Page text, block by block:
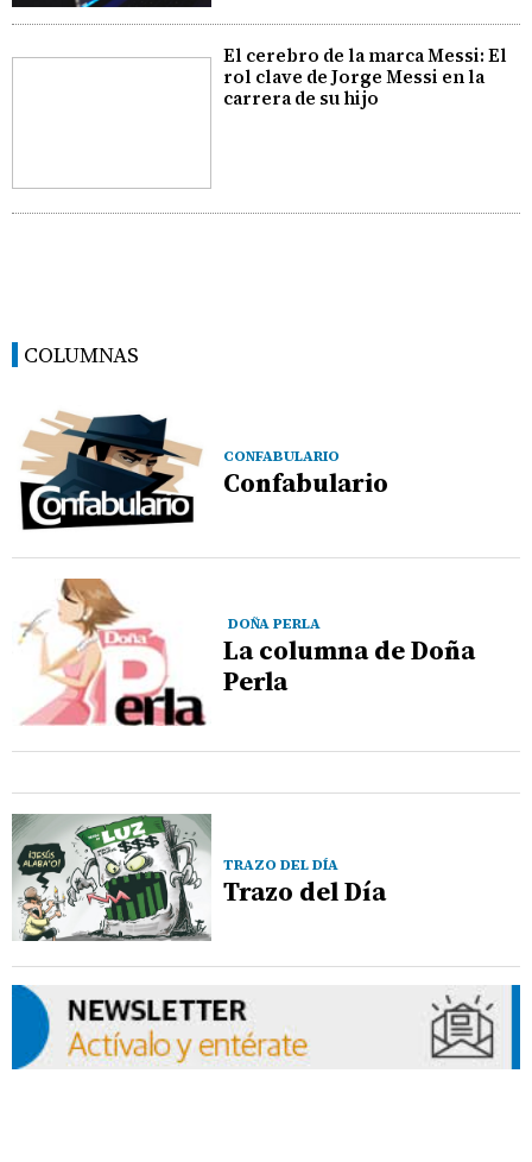
El cerebro de la marca Messi: El
rol clave de Jorge Messi en la
carrera de su hijo
COLUMNAS
CONFABULARIO
Confabulario
DOÑA PERLA
La columna de Doña
Perla
TRAZO DEL DÍA
Trazo del Día